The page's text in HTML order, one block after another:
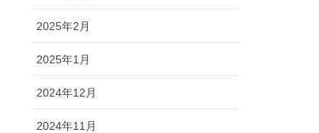
2025年2月
2025年1月
2024年12月
2024年11月